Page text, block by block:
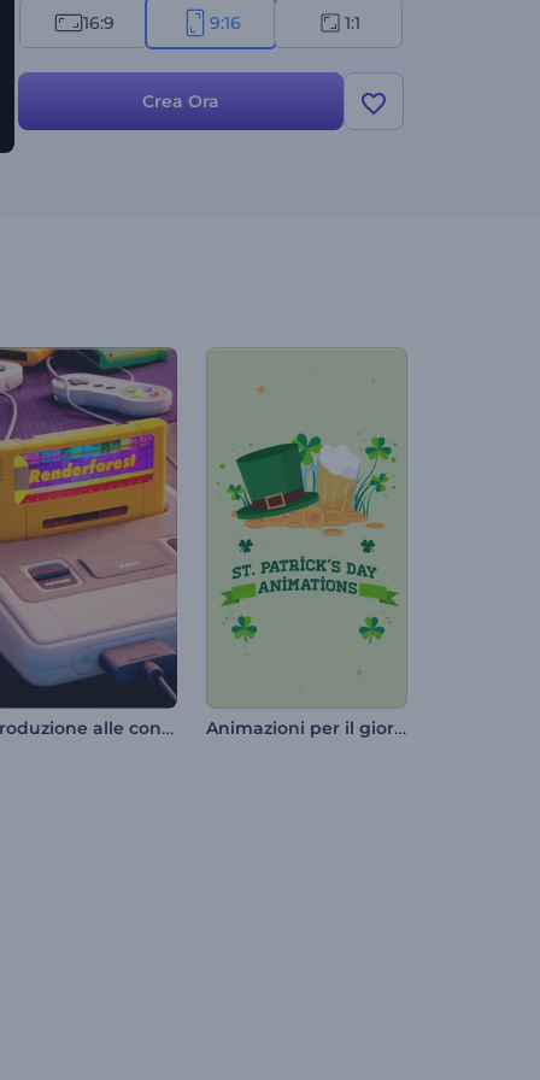
16:9 9:16 1:1
Crea Ora
Introduzione alle console di gioco retrò Animazioni per il giorno di San Patrizio